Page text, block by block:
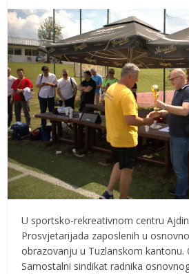
U sportsko-rekreativnom centru
Prosvjetarijada zaposlenih u
obrazovanju u Tuzlanskom kantonu.
Samostalni sindikat radnika